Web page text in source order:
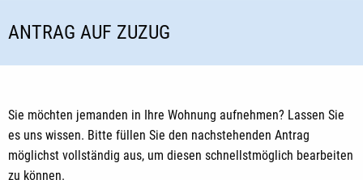
ANTRAG AUF ZUZUG
Sie möchten jemanden in Ihre Wohnung aufnehmen? Lassen Sie
es uns wissen. Bitte füllen Sie den nachstehenden Antrag
möglichst vollständig aus, um diesen schnellstmöglich bearbeiten
zu können.